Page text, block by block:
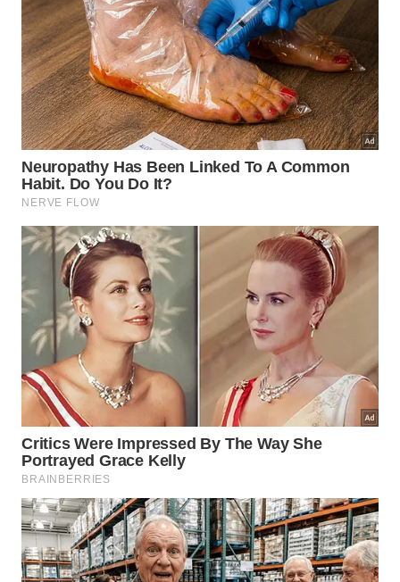
alguém ligar o aparelho porenganooupressa
🌿
Forno com cheiro
mais fresco
A hortelã age melhor em
ambiente fechado
Limpe o forno antes, coloque as folhas em
recipiente aberto e feche a porta.
Depois do tempo de ação, retire tudo antes
de usar o forno novamente.